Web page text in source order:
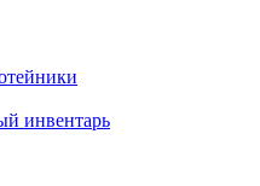
инвентарь